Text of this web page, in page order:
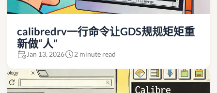
calibredrv一行命令让GDS规规矩矩重
新做“人”
Jan 13, 2026 2 minute read